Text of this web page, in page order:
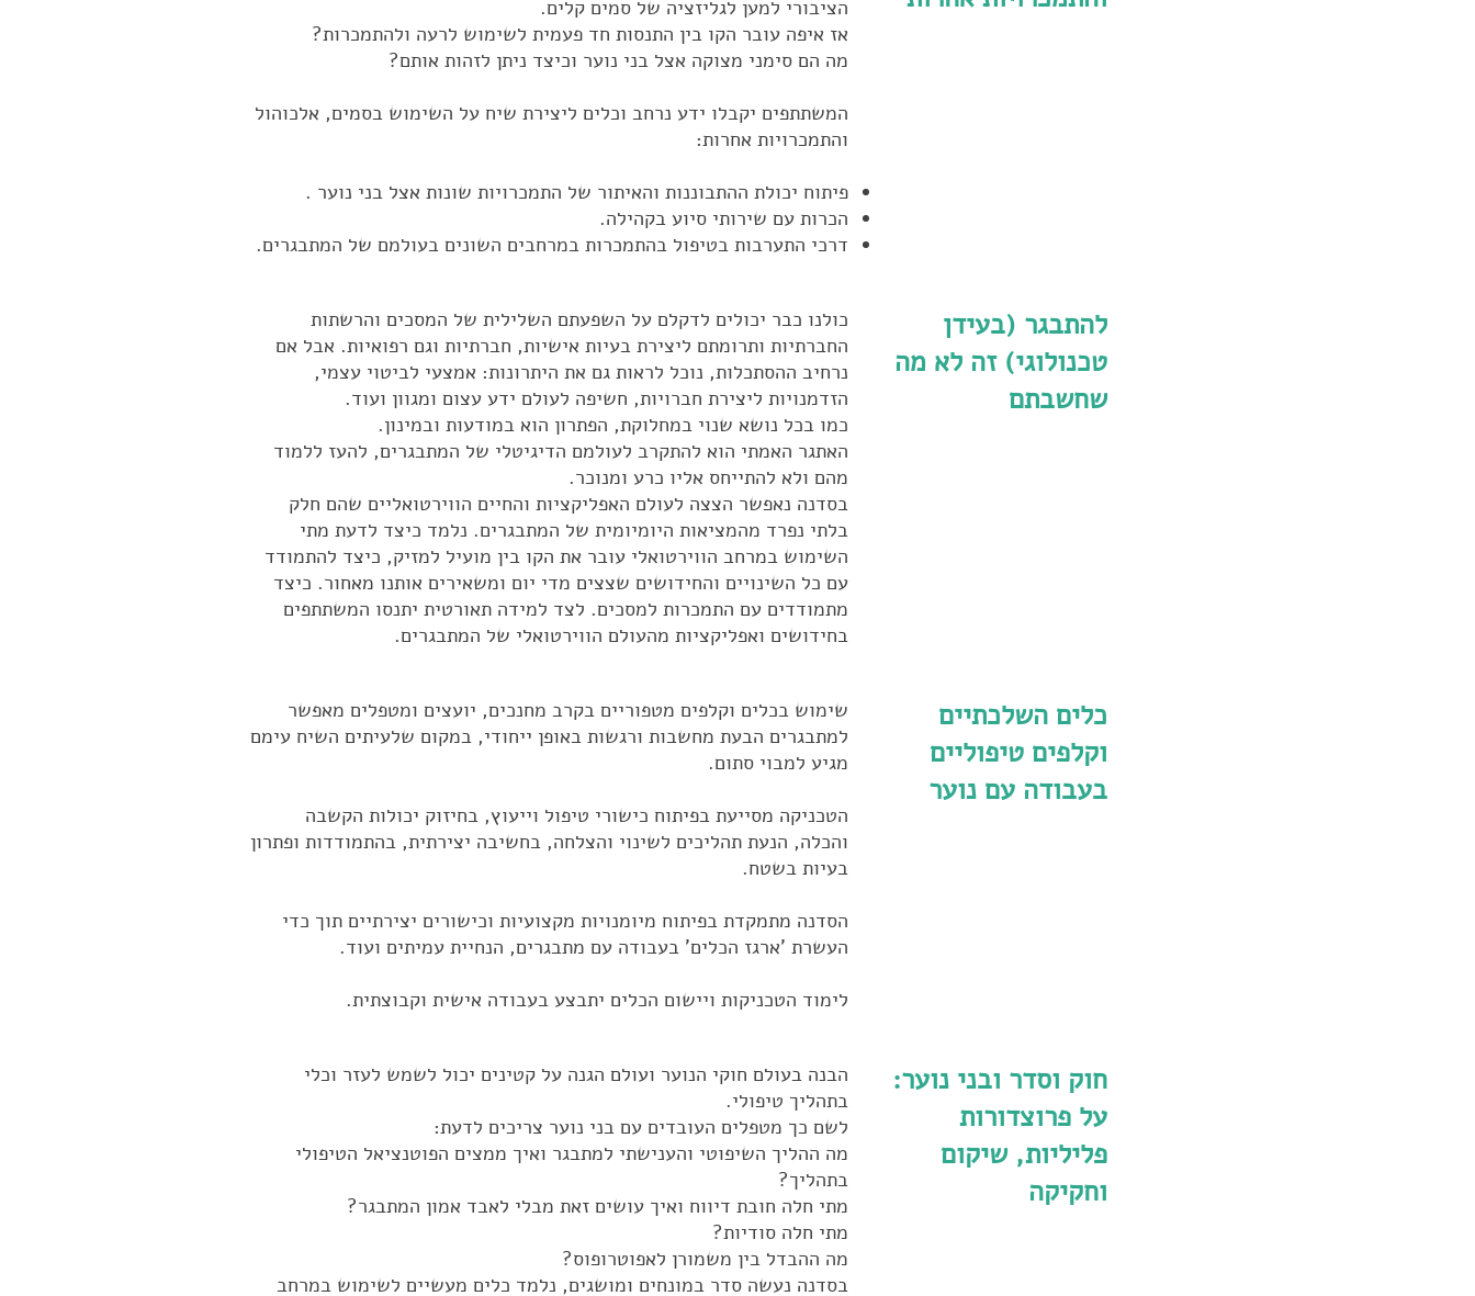
הציבורי למען לגליזציה של סמים קלים.
אז איפה עובר הקו בין התנסות חד פעמית לשימוש לרעה ולהתמכרות?
מה הם סימני מצוקה אצל בני נוער וכיצד ניתן לזהות אותם?
המשתתפים יקבלו ידע נרחב וכלים ליצירת שיח על השימוש בסמים, אלכוהול
והתמכרויות אחרות:
פיתוח יכולת ההתבוננות והאיתור של התמכרויות שונות אצל בני נוער .
הכרות עם שירותי סיוע בקהילה.
דרכי התערבות בטיפול בהתמכרות במרחבים השונים בעולמם של המתבגרים.
כולנו כבר יכולים לדקלם על השפעתם השלילית של המסכים והרשתות
החברתיות ותרומתם ליצירת בעיות אישיות, חברתיות וגם רפואיות. אבל אם
נרחיב ההסתכלות, נוכל לראות גם את היתרונות: אמצעי לביטוי עצמי,
הזדמנויות ליצירת חברויות, חשיפה לעולם ידע עצום ומגוון ועוד.
כמו בכל נושא שנוי במחלוקת, הפתרון הוא במודעות ובמינון.
האתגר האמתי הוא להתקרב לעולמם הדיגיטלי של המתבגרים, להעז ללמוד
מהם ולא להתייחס אליו כרע ומנוכר.
בסדנה נאפשר הצצה לעולם האפליקציות והחיים הווירטואליים שהם חלק
בלתי נפרד מהמציאות היומיומית של המתבגרים. נלמד כיצד לדעת מתי
השימוש במרחב הווירטואלי עובר את הקו בין מועיל למזיק, כיצד להתמודד
עם כל השינויים והחידושים שצצים מדי יום ומשאירים אותנו מאחור. כיצד
מתמודדים עם התמכרות למסכים. לצד למידה תאורטית יתנסו המשתתפים
בחידושים ואפליקציות מהעולם הווירטואלי של המתבגרים.
להתבגר (בעידן
טכנולוגי) זה לא מה
שחשבתם
שימוש בכלים וקלפים מטפוריים בקרב מחנכים, יועצים ומטפלים מאפשר
למתבגרים הבעת מחשבות ורגשות באופן ייחודי, במקום שלעיתים השיח עימם
מגיע למבוי סתום.
הטכניקה מסייעת בפיתוח כישורי טיפול וייעוץ, בחיזוק יכולות הקשבה
והכלה, הנעת תהליכים לשינוי והצלחה, בחשיבה יצירתית, בהתמודדות ופתרון
בעיות בשטח.
הסדנה מתמקדת בפיתוח מיומנויות מקצועיות וכישורים יצירתיים תוך כדי
העשרת 'ארגז הכלים' בעבודה עם מתבגרים, הנחיית עמיתים ועוד.
לימוד הטכניקות ויישום הכלים יתבצע בעבודה אישית וקבוצתית.
כלים השלכתיים
וקלפים טיפוליים
בעבודה עם נוער
הבנה בעולם חוקי הנוער ועולם הגנה על קטינים יכול לשמש לעזר וכלי
בתהליך טיפולי.
לשם כך מטפלים העובדים עם בני נוער צריכים לדעת:
מה ההליך השיפוטי והענישתי למתבגר ואיך ממצים הפוטנציאל הטיפולי
בתהליך?
מתי חלה חובת דיווח ואיך עושים זאת מבלי לאבד אמון המתבגר?
מתי חלה סודיות?
מה ההבדל בין משמורן לאפוטרופוס?
בסדנה נעשה סדר במונחים ומושגים, נלמד כלים מעשיים לשימוש במרחב
חוק וסדר ובני נוער:
על פרוצדורות
פליליות, שיקום
וחקיקה